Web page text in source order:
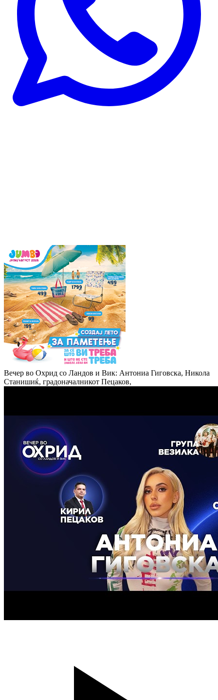
Вечер во Охрид со Ландов и Вик: Антониа Гиговска, Никола
Станишиќ, градоначалникот Пецаков,